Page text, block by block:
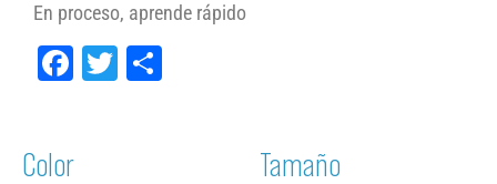
En proceso, aprende rápido
Facebook
Twitter
Color Tamaño